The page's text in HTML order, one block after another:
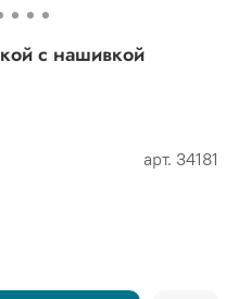
арт. 34181
с нашивкой